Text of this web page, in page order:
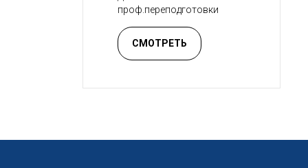
проф.переподготовки
СМОТРЕТЬ